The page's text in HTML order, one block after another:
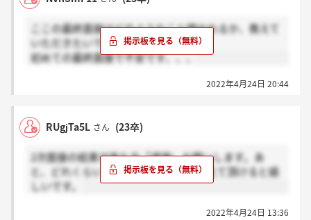
ここの最終面接はどのようなこと聞かれるか、教えて
いただきたいです。
初めての最終面接で不安です、、、
2022年4月24日 20:44
RUgjTa5L さん (23卒)
2次面接の結果が来た方「感謝」お願いします。あ
と、どれくらいで結果が来たのかも教えて頂けると嬉
しいです。
2022年4月24日 13:36